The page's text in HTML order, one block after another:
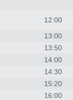
12:00
13:00
13:50
14:00
14:30
15:20
16:00